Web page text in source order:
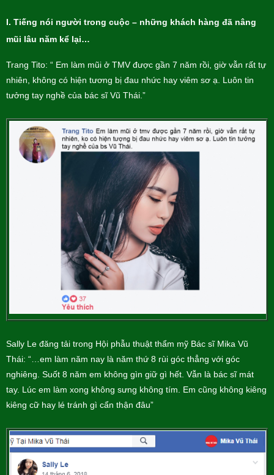
I. Tiếng nói người trong cuộc – những khách hàng đã nâng
mũi lâu năm kể lại…
Trang Tito: “ Em làm mũi ở TMV được gần 7 năm rồi, giờ vẫn rất tự
nhiên, không có hiện tương bị đau nhức hay viêm sơ ạ. Luôn tin
tưởng tay nghề của bác sĩ Vũ Thái.”
Sally Le đăng tải trong Hội phẫu thuật thẩm mỹ Bác sĩ Mika Vũ
Thái: “…em làm năm nay là năm thứ 8 rùi góc thẳng với góc
nghiêng. Suốt 8 năm em không gìn giữ gì hết. Vẫn là bác sĩ mát
tay. Lúc em làm xong không sưng không tím. Em cũng không kiêng
kiêng cữ hay lé tránh gì cẩn thận đâu”